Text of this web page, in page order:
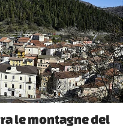
le montagne del